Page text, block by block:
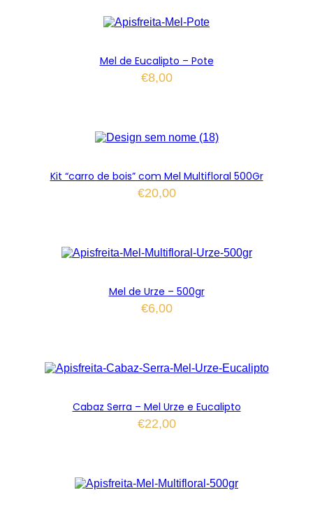
Mel de Eucalipto – Pote
€8,00
Kit “carro de bois” com Mel Multifloral 500Gr
€20,00
Mel de Urze – 500gr
€6,00
Cabaz Serra – Mel Urze e Eucalipto
€22,00